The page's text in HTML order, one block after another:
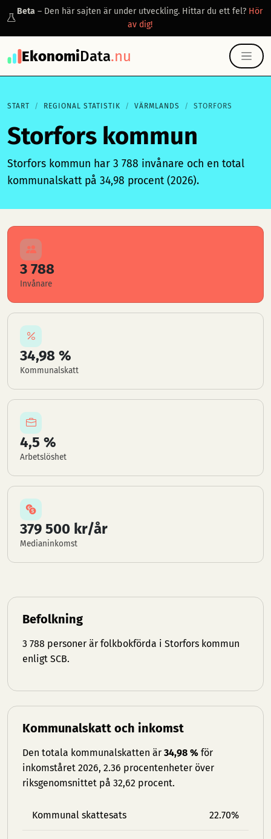
Beta – Den här sajten är under utveckling. Hittar du ett fel? Hör
av dig!
EkonomiData.nu
START REGIONAL STATISTIK VÄRMLANDS STORFORS
Storfors kommun
Storfors kommun har 3 788 invånare och en total
kommunalskatt på 34,98 procent (2026).
3 788
Invånare
34,98 %
Kommunalskatt
4,5 %
Arbetslöshet
379 500 kr/år
Medianinkomst
Befolkning
3 788 personer är folkbokförda i Storfors kommun
enligt SCB.
Kommunalskatt och inkomst
Den totala kommunalskatten är 34,98 % för
inkomståret 2026, 2.36 procentenheter över
riksgenomsnittet på 32,62 procent.
Kommunal skattesats 22.70%